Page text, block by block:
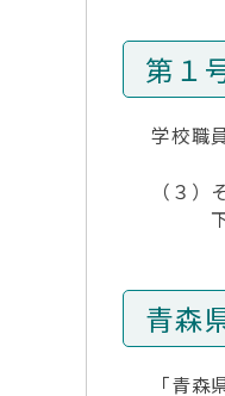
第１
学校職
（３）
下記
青森
「青